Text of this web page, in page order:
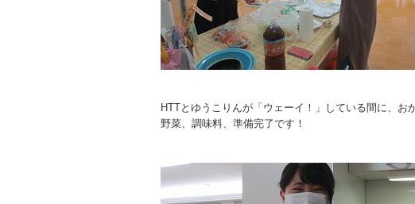
HTTとゆうこりんが「ウェーイ！」している間に、お
野菜、調味料、準備完了です！